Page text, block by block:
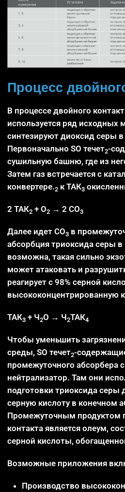
Процесс
В процессе двойного
используется ряд исходных
синтезируют диоксид серы
Первоначально SO течет2-
сушильную башню, где из
Затем газ встречается с
конвертере.2 к ТАК3
2 ТАК2 + О2 → 2 СО3
Далее идет СО3 в
абсорбция триоксида серы
возможна, такая сильно
может атаковать и
реагирует с 98% серной
высококонцентрированную
ТАК3 + Ч2О → Ч2ТАК4
Чтобы уменьшить
среды, SO течет2-
промежуточного абсорбера
нейтрализатор. Там они
подготовки триоксида серы
серную кислоту в конечном
Промежуточным продуктом
контакта является олеум,
серной кислоты,
Возможные приложения
Производство